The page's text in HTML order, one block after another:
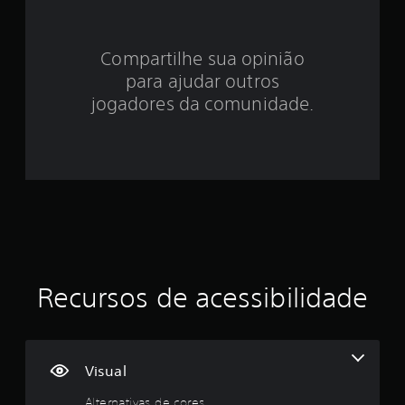
e
l
Compartilhe sua opinião
para ajudar outros
jogadores da comunidade.
Recursos de acessibilidade
Visual